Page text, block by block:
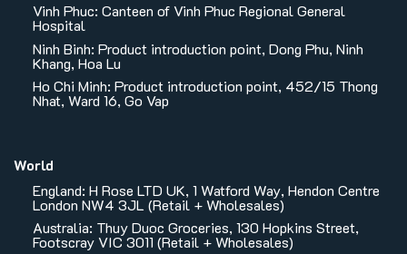
Vinh Phuc: Canteen of Vinh Phuc Regional General
Hospital
Ninh Binh: Product introduction point, Dong Phu, Ninh
Khang, Hoa Lu
Ho Chi Minh: Product introduction point, 452/15 Thong
Nhat, Ward 16, Go Vap
World
England: H Rose LTD UK, 1 Watford Way, Hendon Centre
London NW4 3JL (Retail + Wholesales)
Australia: Thuy Duoc Groceries, 130 Hopkins Street,
Footscray VIC 3011 (Retail + Wholesales)